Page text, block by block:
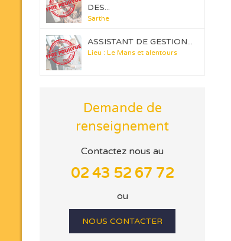
DES...
Sarthe
ASSISTANT DE GESTION...
Lieu : Le Mans et alentours
Demande de
renseignement
Contactez nous au
02 43 52 67 72
ou
NOUS CONTACTER